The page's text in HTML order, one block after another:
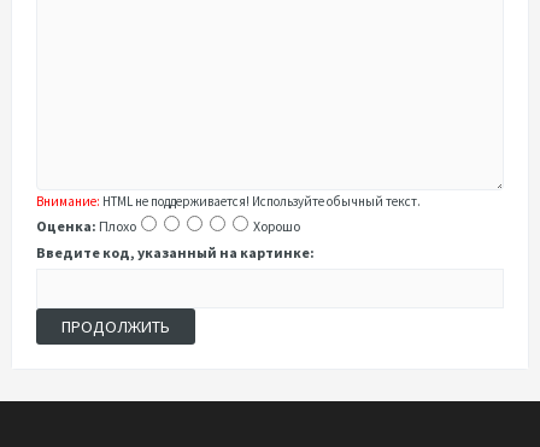
Внимание: HTML не поддерживается! Используйте обычный текст.
Оценка: Плохо
Хорошо
Введите код, указанный на картинке:
ПРОДОЛЖИТЬ